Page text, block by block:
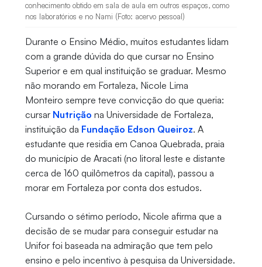
conhecimento obtido em sala de aula em outros espaços, como
nos laboratórios e no Nami (Foto: acervo pessoal)
Durante o Ensino Médio, muitos estudantes lidam
com a grande dúvida do que cursar no Ensino
Superior e em qual instituição se graduar. Mesmo
não morando em Fortaleza, Nicole Lima
Monteiro sempre teve convicção do que queria:
cursar Nutrição na Universidade de Fortaleza,
instituição da Fundação Edson Queiroz. A
estudante que residia em Canoa Quebrada, praia
do município de Aracati (no litoral leste e distante
cerca de 160 quilômetros da capital), passou a
morar em Fortaleza por conta dos estudos.
Cursando o sétimo período, Nicole afirma que a
decisão de se mudar para conseguir estudar na
Unifor foi baseada na admiração que tem pelo
ensino e pelo incentivo à pesquisa da Universidade.